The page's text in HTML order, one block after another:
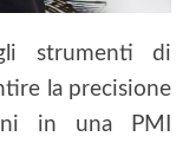
strumenti di
la precisione
in una PMI